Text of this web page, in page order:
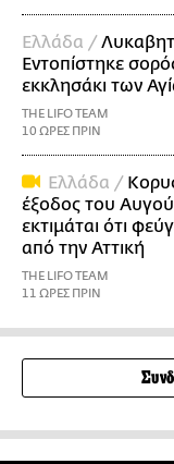
Ελλάδα /
Εντοπίστηκε
εκκλησάκι των
THE LIFO TEAM
10 ΩΡΕΣ ΠΡΙΝ
Ελλάδα /
έξοδος του
εκτιμάται ότι
από την Αττική
THE LIFO TEAM
11 ΩΡΕΣ ΠΡΙΝ